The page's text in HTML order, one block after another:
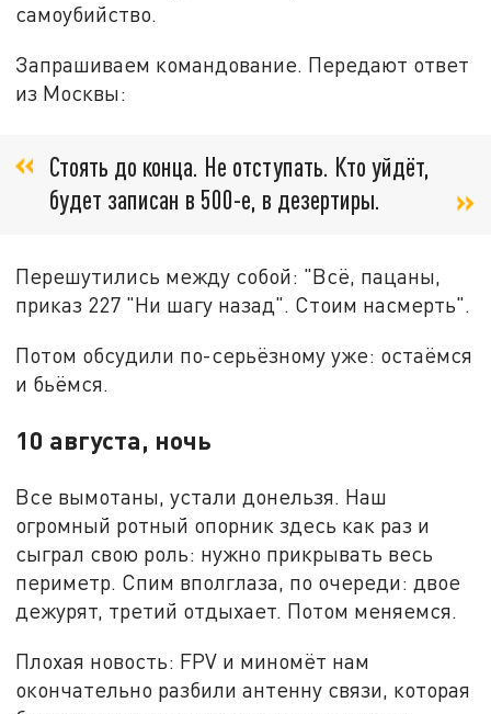
самоубийство.
Запрашиваем командование. Передают ответ
из Москвы:
Стоять до конца. Не отступать. Кто уйдёт,
будет записан в 500-е, в дезертиры.
Перешутились между собой: "Всё, пацаны,
приказ 227 "Ни шагу назад". Стоим насмерть".
Потом обсудили по-серьёзному уже: остаёмся
и бьёмся.
10 августа, ночь
Все вымотаны, устали донельзя. Наш
огромный ротный опорник здесь как раз и
сыграл свою роль: нужно прикрывать весь
периметр. Спим вполглаза, по очереди: двое
дежурят, третий отдыхает. Потом меняемся.
Плохая новость: FPV и миномёт нам
окончательно разбили антенну связи, которая